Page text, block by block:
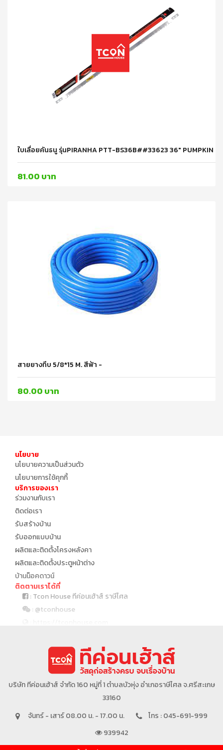
ใบเลื่อยคันธนู รุ่นPIRANHA PTT-BS36B##33623 36" PUMPKIN
81.00 บาท
สายยางทึบ 5/8*15 M. สีฟ้า -
80.00 บาท
นโยบาย
นโยบายความเป็นส่วนตัว
นโยบายการใช้คุกกี้
บริการของเรา
ร่วมงานกับเรา
ติดต่อเรา
รับสร้างบ้าน
รับออกแบบบ้าน
ผลิตและติดตั้งโครงหลังคา
ผลิตและติดตั้งประตูหน้าต่าง
บ้านน็อคดาวน์
ติดตามเราได้ที่
: Tcon House ทีค่อนเฮ้าส์ ราษีไศล
: @tconhouse
บริษัทในเครือ
บริษัท ทีค่อนเฮ้าส์ จำกัด 160 หมู่ที่ 1 ตำบลบัวหุ่ง อำเภอราษีไศล จ.ศรีสะเกษ
33160
จันทร์ - เสาร์ 08.00 น. - 17.00 น.
โทร : 045-691-999
939942